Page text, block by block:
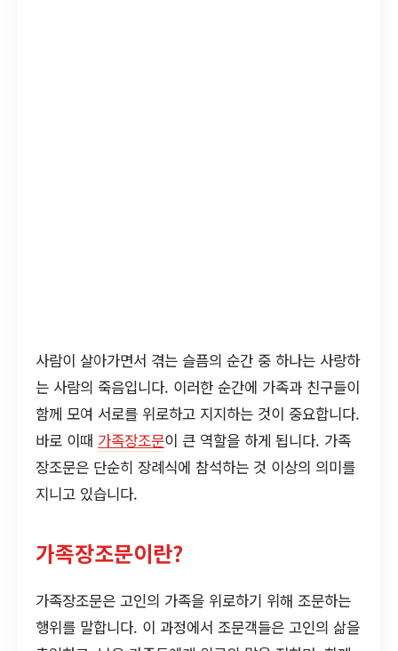
사람이 살아가면서 겪는 슬픔의 순간 중 하나는 사랑하
는 사람의 죽음입니다. 이러한 순간에 가족과 친구들이
함께 모여 서로를 위로하고 지지하는 것이 중요합니다.
바로 이때 가족장조문이 큰 역할을 하게 됩니다. 가족
장조문은 단순히 장례식에 참석하는 것 이상의 의미를
지니고 있습니다.
가족장조문이란?
가족장조문은 고인의 가족을 위로하기 위해 조문하는
행위를 말합니다. 이 과정에서 조문객들은 고인의 삶을